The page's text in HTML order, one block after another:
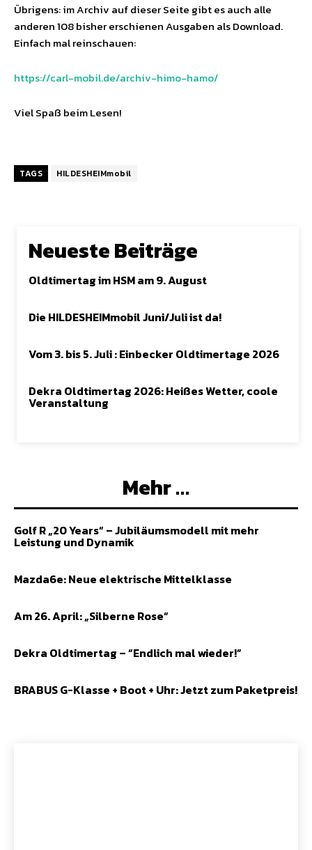
Übrigens: im Archiv auf dieser Seite gibt es auch alle
anderen 108 bisher erschienen Ausgaben als Download.
Einfach mal reinschauen:
https://carl-mobil.de/archiv-himo-hamo/
Viel Spaß beim Lesen!
TAGS HILDESHEIMmobil
Neueste Beiträge
Oldtimertag im HSM am 9. August
Die HILDESHEIMmobil Juni/Juli ist da!
Vom 3. bis 5. Juli : Einbecker Oldtimertage 2026
Dekra Oldtimertag 2026: Heißes Wetter, coole
Veranstaltung
Mehr …
Golf R „20 Years“ – Jubiläumsmodell mit mehr
Leistung und Dynamik
Mazda6e: Neue elektrische Mittelklasse
Am 26. April: „Silberne Rose“
Dekra Oldtimertag – “Endlich mal wieder!”
BRABUS G-Klasse + Boot + Uhr: Jetzt zum Paketpreis!